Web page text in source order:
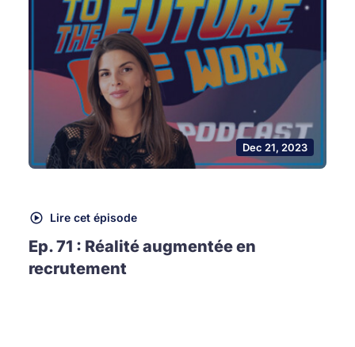
Dec 21, 2023
Lire cet épisode
Ep. 71 : Réalité augmentée en
recrutement